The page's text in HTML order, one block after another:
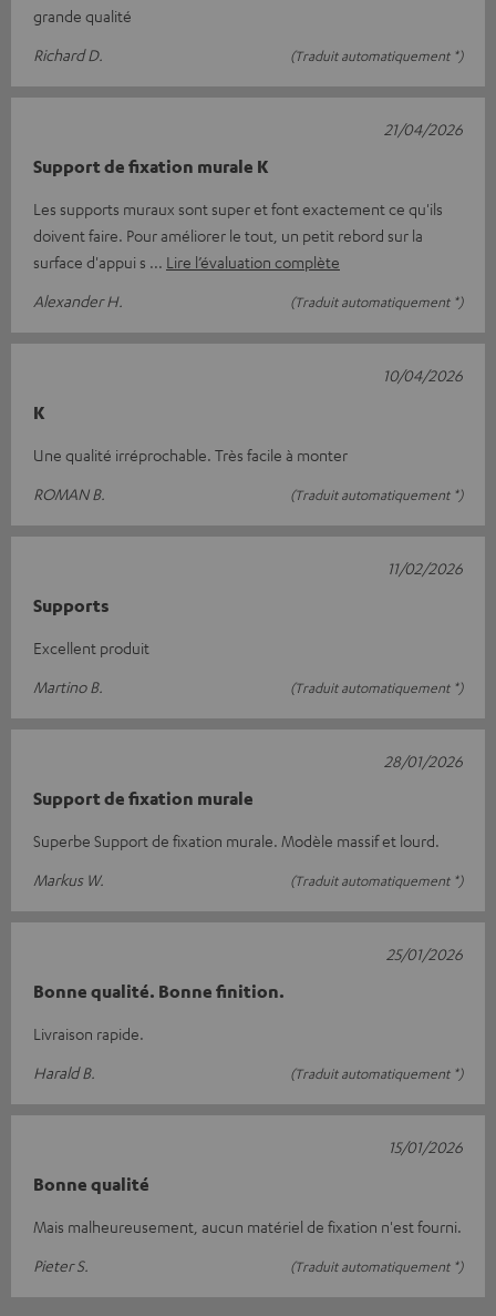
grande qualité
Richard D.
(Traduit automatiquement *)
Support de fixation murale K
Les supports muraux sont super et font exactement ce qu'ils
doivent faire. Pour améliorer le tout, un petit rebord sur la
surface d'appui s
Lire l’évaluation complète
Alexander H.
(Traduit automatiquement *)
21/04/2026
K
Une qualité irréprochable. Très facile à monter
ROMAN B.
(Traduit automatiquement *)
10/04/2026
Supports
Excellent produit
Martino B.
(Traduit automatiquement *)
11/02/2026
Support de fixation murale
Superbe Support de fixation murale. Modèle massif et lourd.
Markus W.
(Traduit automatiquement *)
28/01/2026
Bonne qualité. Bonne finition.
Livraison rapide.
Harald B.
(Traduit automatiquement *)
25/01/2026
Bonne qualité
Mais malheureusement, aucun matériel de fixation n'est fourni.
Pieter S.
(Traduit automatiquement *)
15/01/2026